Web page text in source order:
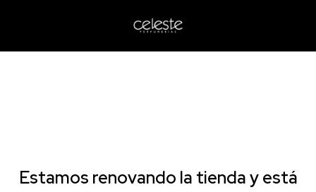
Estamos renovando la tienda y está